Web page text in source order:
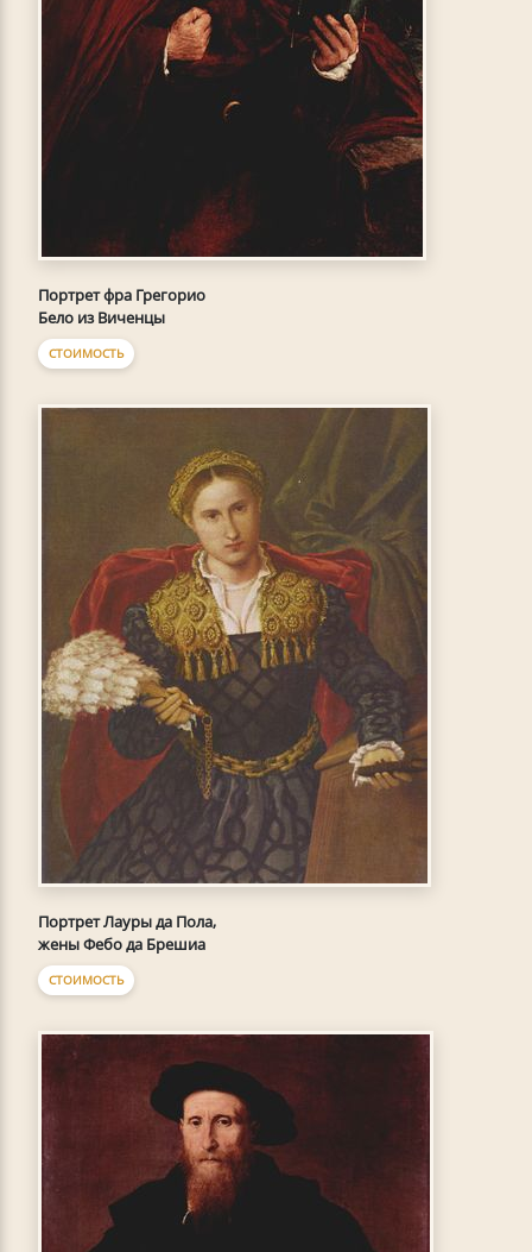
Портрет фра Грегорио
Бело из Виченцы
СТОИМОСТЬ
Портрет Лауры да Пола,
жены Фебо да Брешиа
СТОИМОСТЬ